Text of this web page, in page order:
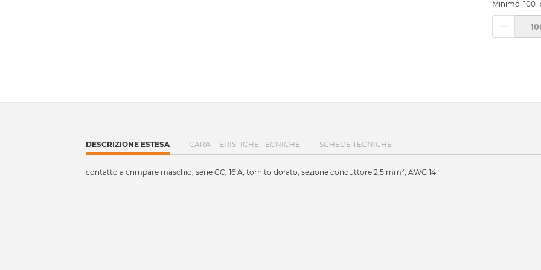
Minimo 100
CURRENT
TAB:
DESCRIZIONE ESTESA CARATTERISTICHE TECNICHE SCHEDE TECNICHE
contatto a crimpare maschio, serie CC, 16 A, tornito dorato, sezione conduttore 2,5 mm², AWG 14